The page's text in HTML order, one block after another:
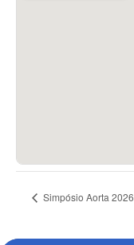
Simpósio Aorta 2026